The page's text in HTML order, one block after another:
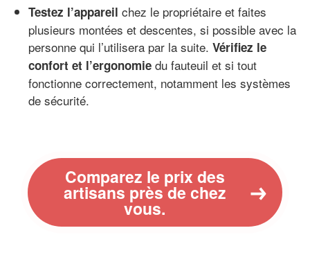
Testez l’appareil chez le propriétaire et faites
plusieurs montées et descentes, si possible avec la
personne qui l’utilisera par la suite. Vérifiez le
confort et l’ergonomie du fauteuil et si tout
fonctionne correctement, notamment les systèmes
de sécurité.
Comparez le prix des
artisans près de chez
vous.